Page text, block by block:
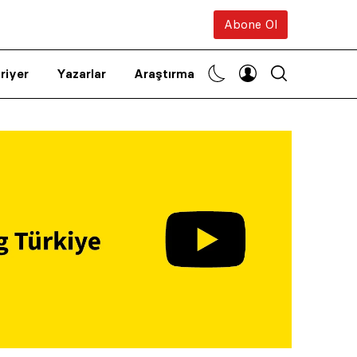
Abone Ol
Yazarlar Araştırma